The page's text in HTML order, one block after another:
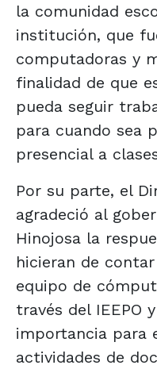
la comunidad
institución, que
computadoras y
finalidad de que
pueda seguir
para cuando sea
presencial a
Por su parte, el
agradeció al
Hinojosa la
hicieran de
equipo de
través del IEEPO
importancia para
actividades de